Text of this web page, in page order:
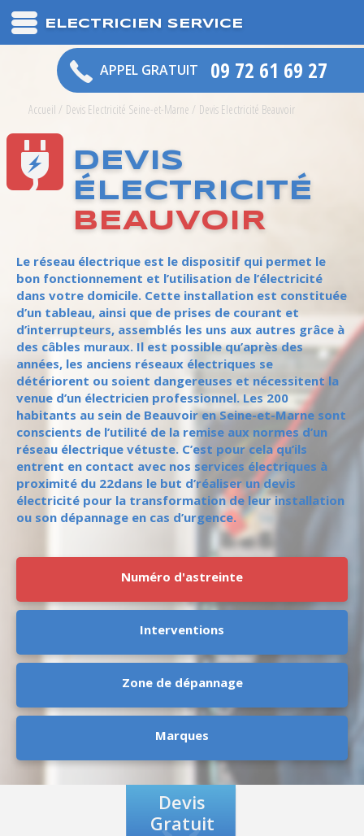
ELECTRICIEN SERVICE
APPEL GRATUIT 09 72 61 69 27
Accueil / Devis Electricité Seine-et-Marne / Devis Electricité Beauvoir
DEVIS
ÉLECTRICITÉ
BEAUVOIR
Le réseau électrique est le dispositif qui permet le
bon fonctionnement et l’utilisation de l’électricité
dans votre domicile. Cette installation est constituée
d’un tableau, ainsi que de prises de courant et
d’interrupteurs, assemblés les uns aux autres grâce à
des câbles muraux. Il est possible qu’après des
années, les anciens réseaux électriques se
détériorent ou soient dangereuses et nécessitent la
venue d’un électricien professionnel. Les 200
habitants au sein de Beauvoir en Seine-et-Marne sont
conscients de l’utilité de la remise aux normes d’un
réseau électrique vétuste. C’est pour cela qu’ils
entrent en contact avec nos services électriques à
proximité du 22dans le but d’réaliser un devis
électricité pour la transformation de leur installation
ou son dépannage en cas d’urgence.
Numéro d'astreinte
Interventions
Zone de dépannage
Marques
Devis
Gratuit